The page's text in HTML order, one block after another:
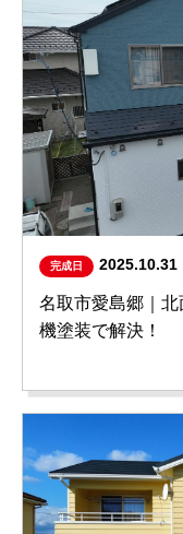
完成日 2025.10.31
名取市愛島郷｜
機塗装で解決！